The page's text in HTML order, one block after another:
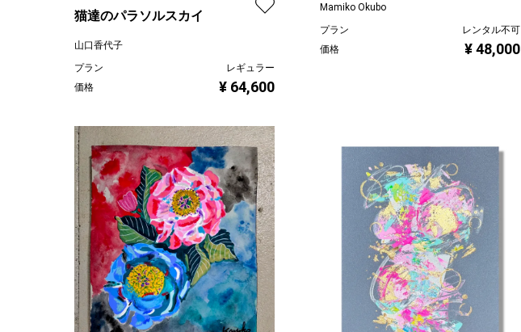
猫達のパラソルスカイ
山口香代子
プラン
レギュラー
価格
¥ 64,600
Mamiko Okubo
プラン
レンタル不可
価格
¥ 48,000